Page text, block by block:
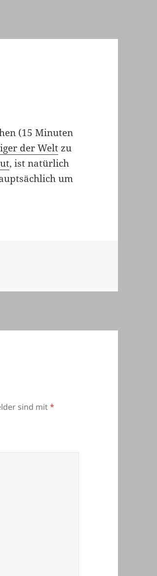
(15 Minuten
der Weltzu
, ist natürlich
um
sind mit*